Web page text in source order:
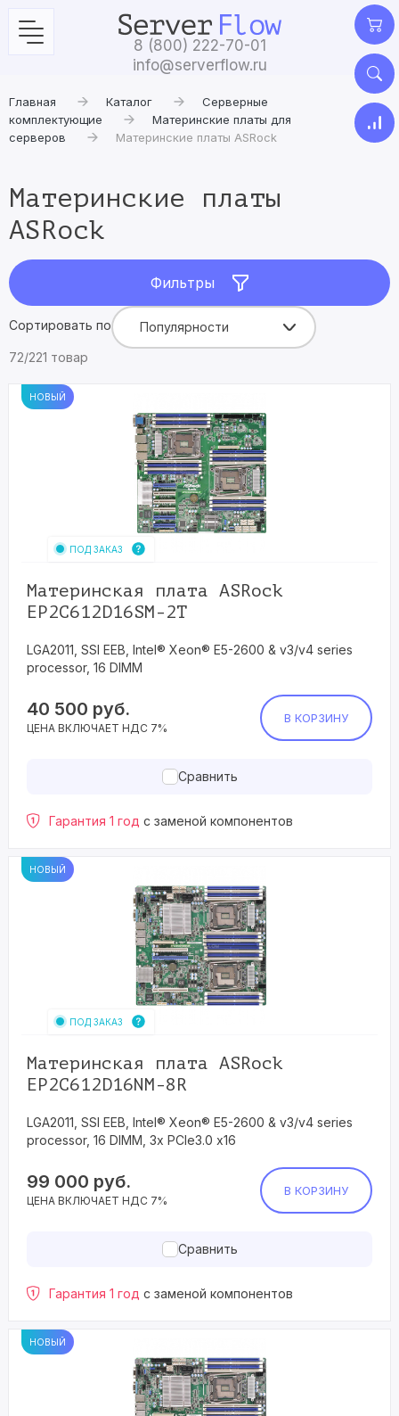
8 (800) 222-70-01
info@serverflow.ru
Главная Каталог
Серверные
комплектующие
Материнские платы для
серверов
Материнские платы ASRock
Материнские платы
ASRock
Фильтры
Сортировать по
Популярности
72/221 товар
НОВЫЙ
ПОД ЗАКАЗ
Материнская плата ASRock
EP2C612D16SM-2T
LGA2011, SSI EEB, Intel® Xeon® E5-2600 & v3/v4 series
processor, 16 DIMM
40 500 руб.
ЦЕНА ВКЛЮЧАЕТ НДС 7%
В КОРЗИНУ
Сравнить
Гарантия 1 год с заменой компонентов
НОВЫЙ
ПОД ЗАКАЗ
Материнская плата ASRock
EP2C612D16NM-8R
LGA2011, SSI EEB, Intel® Xeon® E5-2600 & v3/v4 series
processor, 16 DIMM, 3x PCIe3.0 x16
99 000 руб.
ЦЕНА ВКЛЮЧАЕТ НДС 7%
В КОРЗИНУ
Сравнить
Гарантия 1 год с заменой компонентов
НОВЫЙ